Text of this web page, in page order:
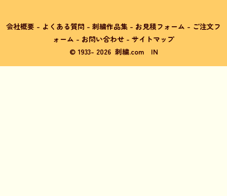
会社概要 - よくある質問 - 刺繍作品集 - お見積フォーム - ご注文フ
ォーム - お問い合わせ - サイトマップ
© 1933- 2026 刺繍.com IN